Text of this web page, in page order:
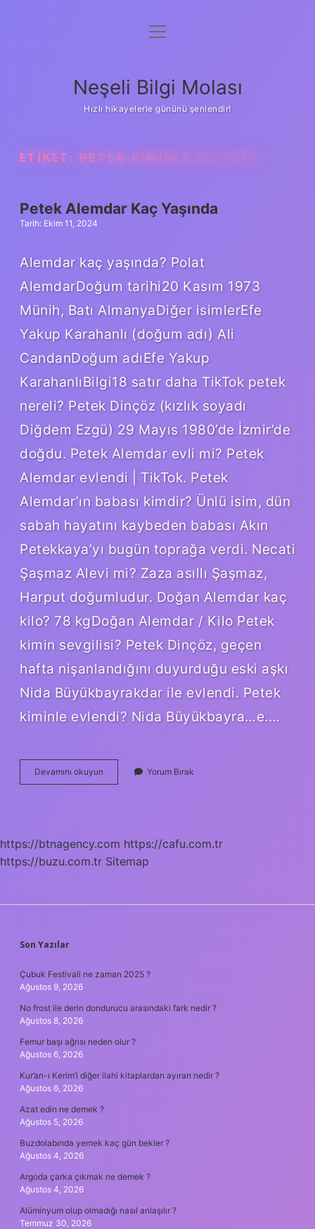
Anasayfa
Yasal Uyarı
menüyü
Neşeli Bilgi Molası
Hızlı hikayelerle gününü şenlendir!
ETIKET: PETEK KIMINLE EVLENDI
Petek Alemdar Kaç Yaşında
Tarih: Ekim 11, 2024
Alemdar kaç yaşında? Polat
AlemdarDoğum tarihi20 Kasım 1973
Münih, Batı AlmanyaDiğer isimlerEfe
Yakup Karahanlı (doğum adı) Ali
CandanDoğum adıEfe Yakup
KarahanlıBilgi18 satır daha TikTok petek
nereli? Petek Dinçöz (kızlık soyadı
Diğdem Ezgü) 29 Mayıs 1980’de İzmir’de
doğdu. Petek Alemdar evli mi? Petek
Alemdar evlendi | TikTok. Petek
Alemdar’ın babası kimdir? Ünlü isim, dün
sabah hayatını kaybeden babası Akın
Petekkaya’yı bugün toprağa verdi. Necati
Şaşmaz Alevi mi? Zaza asıllı Şaşmaz,
Harput doğumludur. Doğan Alemdar kaç
kilo? 78 kgDoğan Alemdar / Kilo Petek
kimin sevgilisi? Petek Dinçöz, geçen
hafta nişanlandığını duyurduğu eski aşkı
Nida Büyükbayrakdar ile evlendi. Petek
kiminle evlendi? Nida Büyükbayra…e.…
Devamını okuyun
Alemdar
Yorum Bırak
https://btnagency.com https://cafu.com.tr
https://buzu.com.tr Sitemap
SIDEBAR
Son Yazılar
Çubuk Festivali ne zaman 2025 ?
Ağustos 9, 2026
No frost ile derin dondurucu arasındaki fark nedir ?
Ağustos 8, 2026
Femur başı ağrısı neden olur ?
Ağustos 6, 2026
Kur’an-ı Kerim’i diğer ilahi kitaplardan ayıran nedir ?
Ağustos 6, 2026
Azat edin ne demek ?
Ağustos 5, 2026
Buzdolabında yemek kaç gün bekler ?
Ağustos 4, 2026
Argoda çarka çıkmak ne demek ?
Ağustos 4, 2026
Alüminyum olup olmadığı nasıl anlaşılır ?
Temmuz 30, 2026